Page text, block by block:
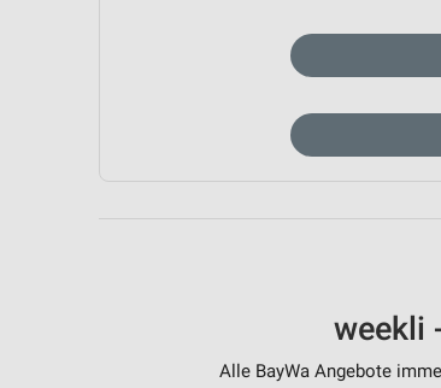
weekli
Alle BayWa Angebote